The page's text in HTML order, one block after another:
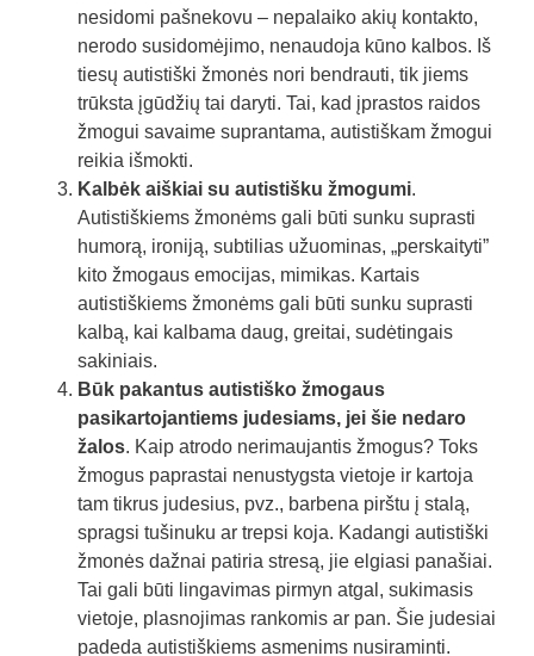
nesidomi pašnekovu – nepalaiko akių kontakto,
nerodo susidomėjimo, nenaudoja kūno kalbos. Iš
tiesų autistiški žmonės nori bendrauti, tik jiems
trūksta įgūdžių tai daryti. Tai, kad įprastos raidos
žmogui savaime suprantama, autistiškam žmogui
reikia išmokti.
Kalbėk aiškiai su autistišku žmogumi.
Autistiškiems žmonėms gali būti sunku suprasti
humorą, ironiją, subtilias užuominas, „perskaityti”
kito žmogaus emocijas, mimikas. Kartais
autistiškiems žmonėms gali būti sunku suprasti
kalbą, kai kalbama daug, greitai, sudėtingais
sakiniais.
Būk pakantus autistiško žmogaus
pasikartojantiems judesiams, jei šie nedaro
žalos. Kaip atrodo nerimaujantis žmogus? Toks
žmogus paprastai nenustygsta vietoje ir kartoja
tam tikrus judesius, pvz., barbena pirštu į stalą,
spragsi tušinuku ar trepsi koja. Kadangi autistiški
žmonės dažnai patiria stresą, jie elgiasi panašiai.
Tai gali būti lingavimas pirmyn atgal, sukimasis
vietoje, plasnojimas rankomis ar pan. Šie judesiai
padeda autistiškiems asmenims nusiraminti.